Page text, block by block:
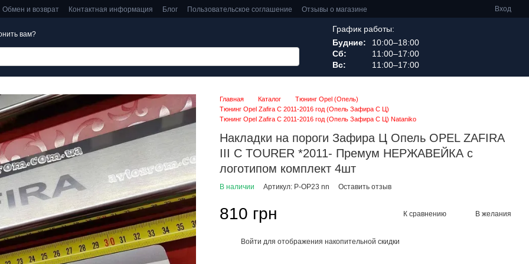
Обмен и возврат Контактная информация Блог Пользовательское соглашение Отзывы о магазине Вход
вам?
График работы:
Будние:
10:00–18:00
Сб:
11:00–17:00
Вс:
11:00–17:00
Главная Каталог
Тюнинг Opel (Опель)
Тюнинг Opel Zafira C 2011-2016 год (Опель Зафира С Ц)
Тюнинг Opel Zafira C 2011-2016 год (Опель Зафира С Ц) Nataniko
Накладки на пороги Зафира Ц Опель OPEL ZAFIRA
III C TOURER *2011- Премум НЕРЖАВЕЙКА с
логотипом комплект 4шт
В наличии Артикул: P-OP23 nn Оставить отзыв
810 грн К сравнению В желания
Войти для отображения накопительной скидки